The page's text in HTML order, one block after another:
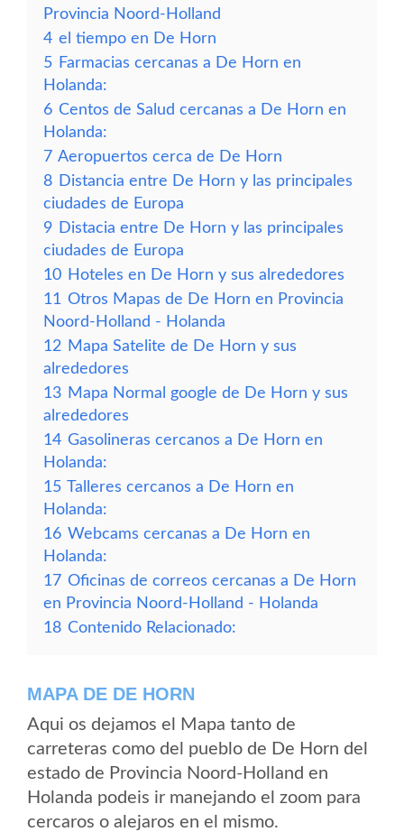
Provincia Noord-Holland
4 el tiempo en De Horn
5 Farmacias cercanas a De Horn en
Holanda:
6 Centos de Salud cercanas a De Horn en
Holanda:
7 Aeropuertos cerca de De Horn
8 Distancia entre De Horn y las principales
ciudades de Europa
9 Distacia entre De Horn y las principales
ciudades de Europa
10 Hoteles en De Horn y sus alrededores
11 Otros Mapas de De Horn en Provincia
Noord-Holland - Holanda
12 Mapa Satelite de De Horn y sus
alrededores
13 Mapa Normal google de De Horn y sus
alrededores
14 Gasolineras cercanos a De Horn en
Holanda:
15 Talleres cercanos a De Horn en
Holanda:
16 Webcams cercanas a De Horn en
Holanda:
17 Oficinas de correos cercanas a De Horn
en Provincia Noord-Holland - Holanda
18 Contenido Relacionado:
MAPA DE DE HORN
Aqui os dejamos el Mapa tanto de
carreteras como del pueblo de De Horn del
estado de Provincia Noord-Holland en
Holanda podeis ir manejando el zoom para
cercaros o alejaros en el mismo.